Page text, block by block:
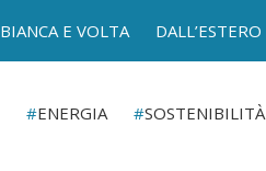
BIANCA E VOLTA DALL’ESTERO
ENERGIA SOSTENIBILITÀ